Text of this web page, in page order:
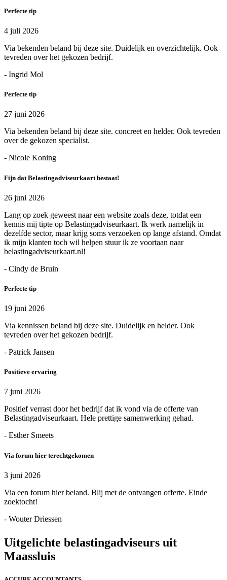
Perfecte tip
4 juli 2026
Via bekenden beland bij deze site. Duidelijk en overzichtelijk. Ook
tevreden over het gekozen bedrijf.
- Ingrid Mol
Perfecte tip
27 juni 2026
Via bekenden beland bij deze site. concreet en helder. Ook tevreden
over de gekozen specialist.
- Nicole Koning
Fijn dat Belastingadviseurkaart bestaat!
26 juni 2026
Lang op zoek geweest naar een website zoals deze, totdat een
kennis mij tipte op Belastingadviseurkaart. Ik werk namelijk in
dezelfde sector, maar krijg soms verzoeken op lange afstand. Omdat
ik mijn klanten toch wil helpen stuur ik ze voortaan naar
belastingadviseurkaart.nl!
- Cindy de Bruin
Perfecte tip
19 juni 2026
Via kennissen beland bij deze site. Duidelijk en helder. Ook
tevreden over het gekozen bedrijf.
- Patrick Jansen
Positieve ervaring
7 juni 2026
Positief verrast door het bedrijf dat ik vond via de offerte van
Belastingadviseurkaart. Hele prettige samenwerking gehad.
- Esther Smeets
Via forum hier terechtgekomen
3 juni 2026
Via een forum hier beland. Blij met de ontvangen offerte. Einde
zoektocht!
- Wouter Driessen
Uitgelichte belastingadviseurs uit
Maassluis